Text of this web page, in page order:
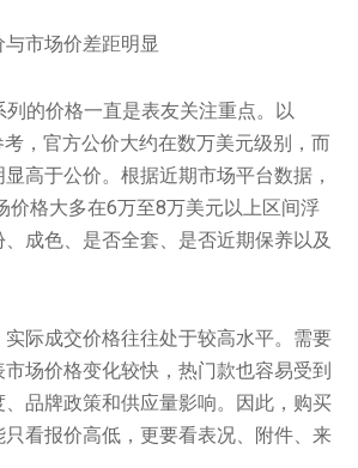
市场价差距明显
列的价格一直是表友关注重点。以
，官方公价大约在数万美元级别，而
高于公价。根据近期市场平台数据，
价格大多在6万至8万美元以上区间浮
成色、是否全套、是否近期保养以及
际成交价格往往处于较高水平。需要
场价格变化较快，热门款也容易受到
品牌政策和供应量影响。因此，购买
看报价高低，更要看表况、附件、来